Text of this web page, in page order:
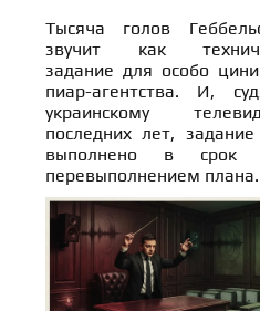
Тысяча голов
звучит как
задание для особо
пиар-агентства. И,
украинскому
последних лет,
выполнено в
перевыполнением плана.